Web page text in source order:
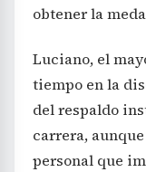
obtener la
Luciano, el
tiempo en la
del respaldo
carrera,
personal que